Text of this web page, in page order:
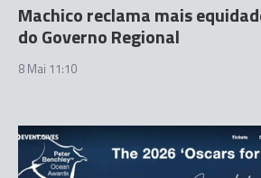
Machico reclama mais
do Governo Regional
8 Mai 11:10